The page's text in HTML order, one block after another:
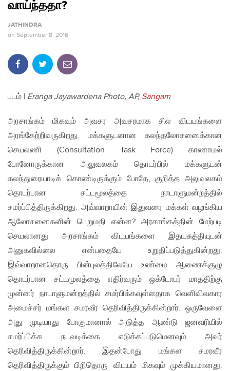
வாய்ந்ததா?
JATHINDRA
on September 8, 2016
படம் | Eranga Jayawardena Photo, AP, Sangam
அரசாங்கம் மிகவும் அவசர அவசரமாக சில விடயங்களை
அரங்கேற்றிவருகிறது. மக்களுடனான கலந்தலோசனைக்கான
செயலணி (Consultation Task Force) காணாமல்
போனோருக்கான அலுவலகம் தொடர்பில் மக்களுடன்
கலந்துரையாடிக் கொண்டிருக்கும் போதே, குறித்த அலுவலகம்
தொடர்பான சட்டமூலத்தை நாடாளுமன்றத்தில்
சமர்ப்பித்திருக்கிறது. அவ்வாறாயின் இதுவரை மக்கள் வழங்கிய
ஆலோசனைகளின் பெறுமதி என்ன? அரசாங்கத்தின் மேற்படி
செயலானது அரசாங்கம் விடயங்களை இதயசுத்தியுடன்
அனுகவில்லை என்பதையே உறுதிப்படுத்துகின்றது.
இவ்வாறானதொரு பின்புலத்திலேயே உண்மை ஆணைக்குழு
தொடர்பான சட்டமூலத்தை எதிர்வரும் ஒக்டோபர் மாததிற்கு
முன்னர் நாடாளுமன்றத்தில் சமர்பிக்கவுள்ளதாக வெளிவிவகார
அமைச்சர் மங்கள சமரவீர தெரிவித்திருக்கின்றார். ஒருவேளை
அது முடியாது போகுமானால் அடுத்த ஆண்டு ஜனவரியில்
சமர்ப்பிக்க நடவடிக்கை எடுக்கப்படுமெனவும் அவர்
தெரிவித்திருக்கின்றார். இதன்போது மங்கள சமரவீர
தெரிவித்திருக்கும் பிறிதொரு விடயம் மிகவும் முக்கியமானது.